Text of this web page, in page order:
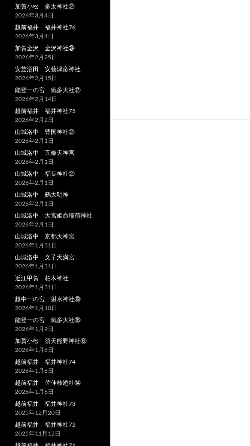
加賀小松 多太神社②
2026年3月4日
越前福井 福井神社76
2026年3月4日
加賀金沢 金沢神社㉔
2026年2月25日
安芸沼田 安藝津彦神社
2026年2月15日
能登一の宮 氣多大社⑰
2026年2月14日
越前福井 福井神社75
2026年2月2日
山城洛中 豊国神社②
2026年2月1日
山城洛中 五條天神宮
2026年2月1日
山城洛中 福長神社②
2026年2月1日
山城洛中 鵺大明神
2026年2月1日
山城洛中 大宮姫命稲荷神社
2026年2月1日
山城洛中 京都大神宮
2026年1月31日
山城洛中 文子天満宮
2026年1月31日
近江甲賀 柏木神社
2026年1月31日
越中一の宮 射水神社⑲
2026年1月10日
能登一の宮 氣多大社⑯
2026年1月9日
加賀小松 須天熊野神社⑥
2026年1月6日
越前福井 福井神社74
2026年1月6日
越前福井 佐佳枝廼社⑭
2026年1月6日
越前福井 福井神社73
2025年12月20日
越前福井 福井神社72
2025年11月12日